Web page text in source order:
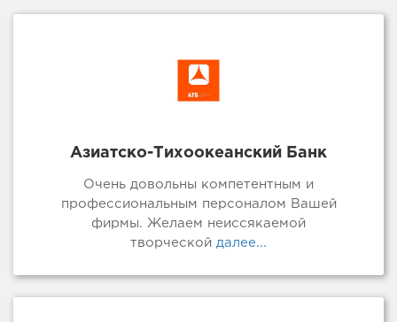
Азиатско-Тихоокеанский Банк
Очень довольны компетентным и
профессиональным персоналом Вашей
фирмы. Желаем неиссякаемой
творческой далее...